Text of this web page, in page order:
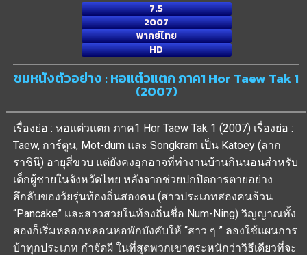
7.5
2007
พากย์ไทย
HD
ชมหนังตัวอย่าง : หอแต๋วแตก ภาค1 Hor Taew Tak 1
(2007)
เรื่องย่อ : หอแต๋วแตก ภาค1 Hor Taew Tak 1 (2007) เรื่องย่อ :
Taew, การ์ตูน, Mot-dum และ Songkram เป็น Katoey (ลาก
ราชินี) อายุสี่ขวบ แต่ยังคงอุกอาจที่ทำงานบ้านกินนอนสำหรับ
เด็กผู้ชายในจังหวัดไทย หลังจากช่วยปกปิดการตายอย่าง
ลึกลับของวัยรุ่นท้องถิ่นสองคน (สาวประเภทสองคนอ้วน
“Pancake” และสาวสวยในท้องถิ่นชื่อ Num-Ning) วิญญาณทั้ง
สองก็เริ่มหลอกหลอนหอพักบังคับให้ “สาว ๆ ” ลองใช้แผนการ
บ้าทุกประเภท กำจัดผี ในที่สุดพวกเขาตระหนักว่าวิธีเดียวที่จะ